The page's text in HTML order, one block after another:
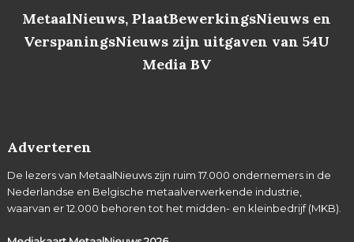
MetaalNieuws, PlaatBewerkingsNieuws en
VerspaningsNieuws zijn uitgaven van 54U
Media BV
Adverteren
De lezers van MetaalNieuws zijn ruim 17.000 ondernemers in de
Nederlandse en Belgische metaalverwerkende industrie,
waarvan er 12.000 behoren tot het midden- en kleinbedrijf (MKB).